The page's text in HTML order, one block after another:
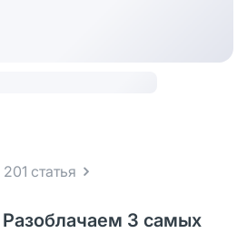
статья
3 самых